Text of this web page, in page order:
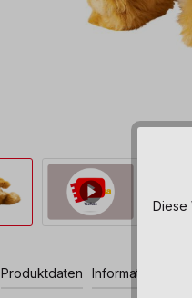
Produktdaten Informationen
Diese